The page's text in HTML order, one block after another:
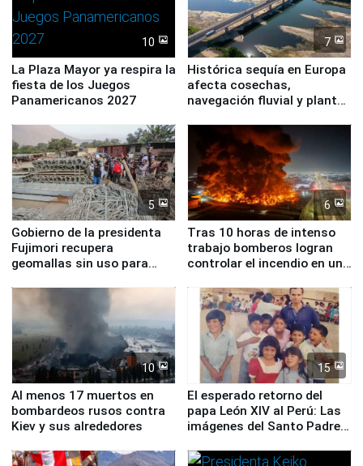
10
La Plaza Mayor ya respira la
fiesta de los Juegos
Panamericanos 2027
7
Histórica sequía en Europa
afecta cosechas,
navegación fluvial y plantas
5
Gobierno de la presidenta
Fujimori recupera
geomallas sin uso para
Fenómeno El Niño
6
Tras 10 horas de intenso
trabajo bomberos logran
controlar el incendio en una
de Chile
10
Al menos 17 muertos en
bombardeos rusos contra
Kiev y sus alrededores
15
El esperado retorno del
papa León XIV al Perú: Las
imágenes del Santo Padre
nuestro país